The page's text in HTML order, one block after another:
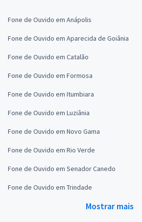
Fone de Ouvido em Anápolis
Fone de Ouvido em Aparecida de Goiânia
Fone de Ouvido em Catalão
Fone de Ouvido em Formosa
Fone de Ouvido em Itumbiara
Fone de Ouvido em Luziânia
Fone de Ouvido em Novo Gama
Fone de Ouvido em Rio Verde
Fone de Ouvido em Senador Canedo
Fone de Ouvido em Trindade
Mostrar mais